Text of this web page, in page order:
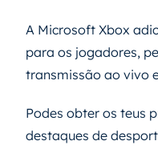
A Microsoft Xbox
para os jogadores,
transmissão ao vivo
Podes obter os teus
destaques de